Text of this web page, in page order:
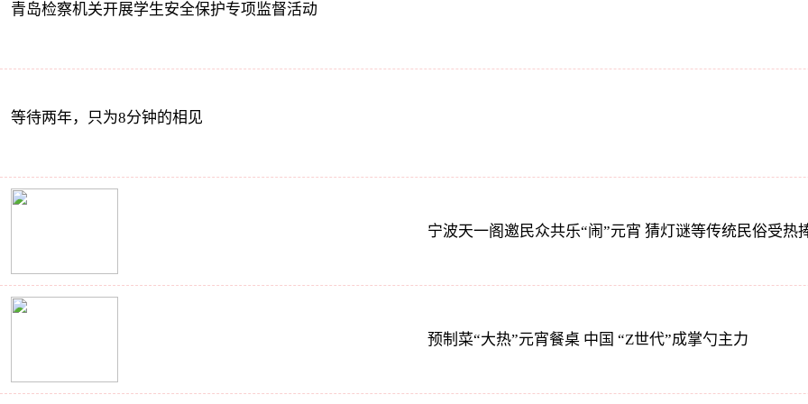
青岛检察机关开展学生安全保护专项监督活动
等待两年，只为8分钟的相见
宁波天一阁邀民众共乐“闹”元宵 猜灯谜等传统民俗受热
预制菜“大热”元宵餐桌 中国 “Z世代”成掌勺主力